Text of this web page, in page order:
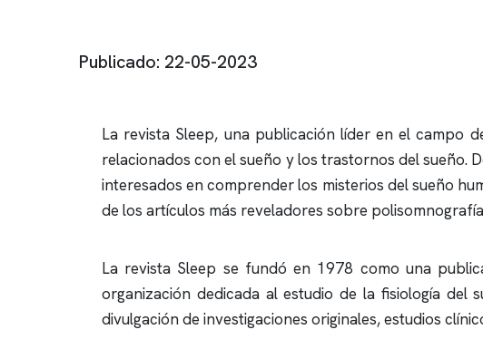
Publicado: 22-05-2023
La revista Sleep, una publicación líder en el campo
relacionados con el sueño y los trastornos del sueño.
interesados en comprender los misterios del sueño
de los artículos más reveladores sobre polisomnografía
La revista Sleep se fundó en 1978 como una
organización dedicada al estudio de la fisiología
divulgación de investigaciones originales, estudios